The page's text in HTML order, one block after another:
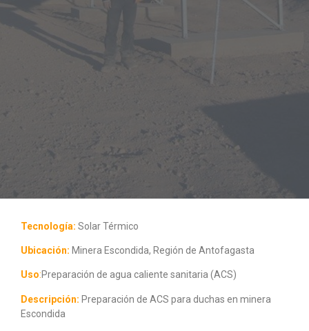
Tecnología: Solar Térmico
Ubicación: Minera Escondida, Región de Antofagasta
Uso:Preparación de agua caliente sanitaria (ACS)
Descripción: Preparación de ACS para duchas en minera
Escondida